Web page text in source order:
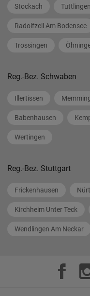
Stockach Tuttlingen
Radolfzell Am Bodensee
Trossingen
Reg.-Bez. Schwaben
Illertissen
Babenhausen
Wertingen
Reg.-Bez. Stuttgart
Frickenhausen
Kirchheim Unter Teck
Wendlingen Am Neckar